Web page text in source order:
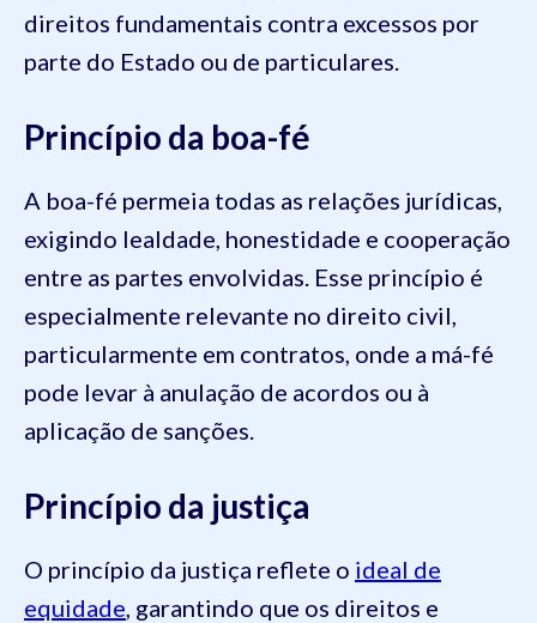
direitos fundamentais contra excessos por
parte do Estado ou de particulares.
Princípio da boa-fé
A boa-fé permeia todas as relações jurídicas,
exigindo lealdade, honestidade e cooperação
entre as partes envolvidas. Esse princípio é
especialmente relevante no direito civil,
particularmente em contratos, onde a má-fé
pode levar à anulação de acordos ou à
aplicação de sanções.
Princípio da justiça
O princípio da justiça reflete o ideal de
equidade , garantindo que os direitos e